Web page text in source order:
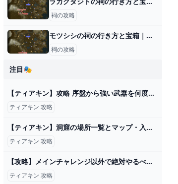
祠の攻略
モツシシの祠の行き方と宝箱｜ラウルの祝福
祠の攻略
注目🎭
【ティアキン】攻略 序盤から強い武器を何度も取れる最強の無限ループ裏技【ゼルダの伝説 ティアーズ オブ ザ キングダム】 - YouTube
ティアキン 攻略
【ティアキン】洞窟の場所一覧とマップ・入手防具【ゼルダの伝説ティアーズオブザキングダム】 - ゲームウィズ
ティアキン 攻略
【攻略】メインチャレンジ以外で絶対やるべきイベント9選【ゼルダの伝説ティアーズオブザキングダム/ティアキン】【ゆっくり解説】 - YouTube
ティアキン 攻略